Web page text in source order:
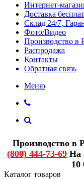
Интернет-
Доставка
Склад 24/7,
Фото/Видео
Производство в
Распродажа
Контакты
Обратная связь
Меню
Производство в
(800) 444-73-69На
10
Каталог товаров